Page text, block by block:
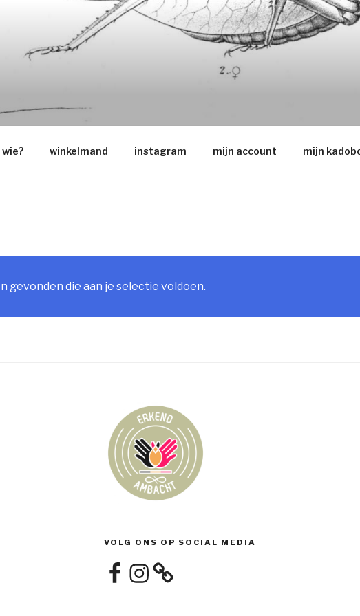
wie? winkelmand instagram mijn account mijn
gevonden die aan je selectie voldoen.
VOLG ONS OP SOCIAL MEDIA
FacebookInstagram